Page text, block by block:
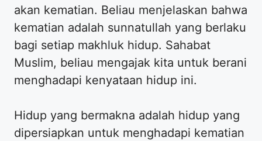
akan kematian. Beliau menjelaskan bahwa
kematian adalah sunnatullah yang berlaku
bagi setiap makhluk hidup. Sahabat
Muslim, beliau mengajak kita untuk berani
menghadapi kenyataan hidup ini.
Hidup yang bermakna adalah hidup yang
dipersiapkan untuk menghadapi kematian